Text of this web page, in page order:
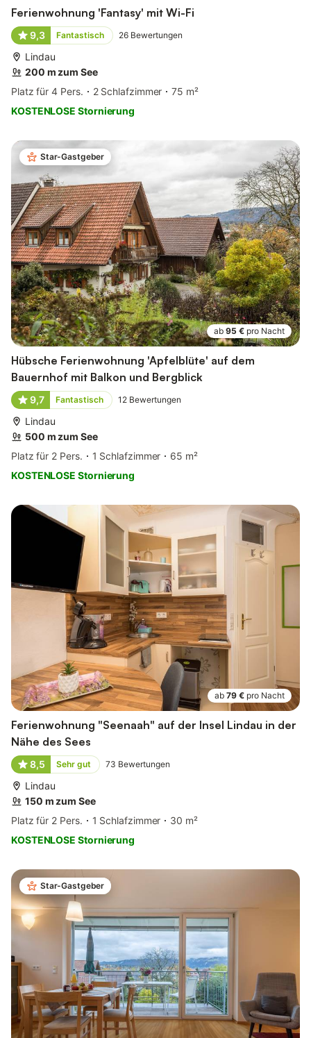
Ferienwohnung 'Fantasy' mit Wi-Fi
9,3 Fantastisch 26 Bewertungen
Lindau
200 m zum See
Platz für 4 Pers.
2 Schlafzimmer
75 m²
KOSTENLOSE Stornierung
Star-Gastgeber
ab 95 € pro Nacht
Hübsche Ferienwohnung 'Apfelblüte' auf dem
Bauernhof mit Balkon und Bergblick
9,7 Fantastisch 12 Bewertungen
Lindau
500 m zum See
Platz für 2 Pers.
1 Schlafzimmer
65 m²
KOSTENLOSE Stornierung
ab 79 € pro Nacht
Ferienwohnung "Seenaah" auf der Insel Lindau in der
Nähe des Sees
8,5 Sehr gut 73 Bewertungen
Lindau
150 m zum See
Platz für 2 Pers.
1 Schlafzimmer
30 m²
KOSTENLOSE Stornierung
Star-Gastgeber